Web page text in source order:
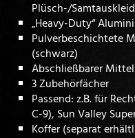
Plüsch-/
„Heavy-Duty“
Pulverbeschichtete
(schwarz)
Abschließbarer
3 Zubehörfächer
Passend: z.B. für
C-9), Sun Valley
Koffer (separat